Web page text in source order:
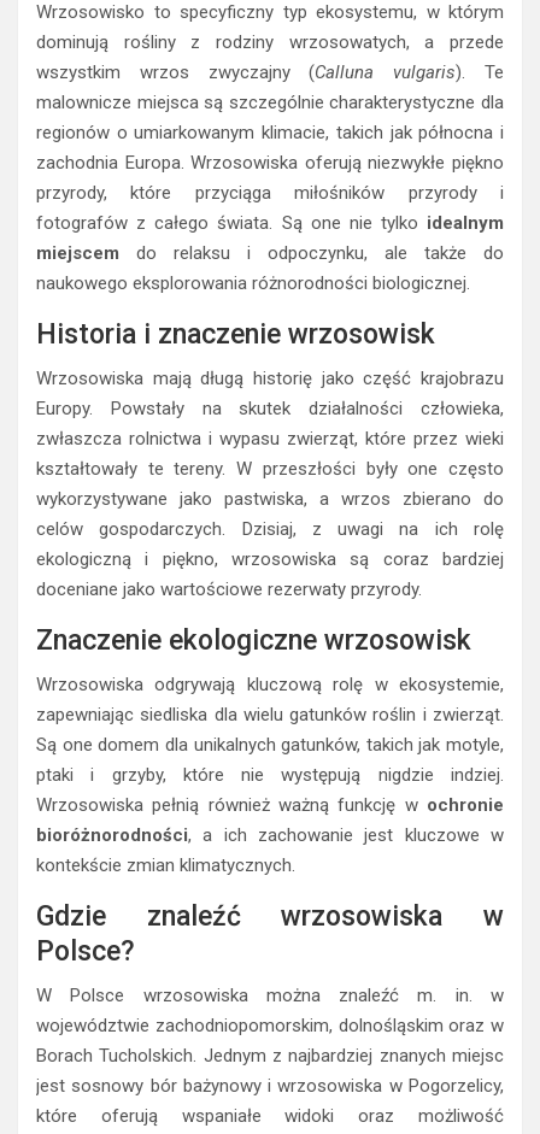
Wrzosowisko to specyficzny typ ekosystemu, w którym
dominują rośliny z rodziny wrzosowatych, a przede
wszystkim wrzos zwyczajny (Calluna vulgaris). Te
malownicze miejsca są szczególnie charakterystyczne dla
regionów o umiarkowanym klimacie, takich jak północna i
zachodnia Europa. Wrzosowiska oferują niezwykłe piękno
przyrody, które przyciąga miłośników przyrody i
fotografów z całego świata. Są one nie tylko idealnym
miejscem do relaksu i odpoczynku, ale także do
naukowego eksplorowania różnorodności biologicznej.
Historia i znaczenie wrzosowisk
Wrzosowiska mają długą historię jako część krajobrazu
Europy. Powstały na skutek działalności człowieka,
zwłaszcza rolnictwa i wypasu zwierząt, które przez wieki
kształtowały te tereny. W przeszłości były one często
wykorzystywane jako pastwiska, a wrzos zbierano do
celów gospodarczych. Dzisiaj, z uwagi na ich rolę
ekologiczną i piękno, wrzosowiska są coraz bardziej
doceniane jako wartościowe rezerwaty przyrody.
Znaczenie ekologiczne wrzosowisk
Wrzosowiska odgrywają kluczową rolę w ekosystemie,
zapewniając siedliska dla wielu gatunków roślin i zwierząt.
Są one domem dla unikalnych gatunków, takich jak motyle,
ptaki i grzyby, które nie występują nigdzie indziej.
Wrzosowiska pełnią również ważną funkcję w ochronie
bioróżnorodności, a ich zachowanie jest kluczowe w
kontekście zmian klimatycznych.
Gdzie znaleźć wrzosowiska w
Polsce?
W Polsce wrzosowiska można znaleźć m. in. w
województwie zachodniopomorskim, dolnośląskim oraz w
Borach Tucholskich. Jednym z najbardziej znanych miejsc
jest sosnowy bór bażynowy i wrzosowiska w Pogorzelicy,
które oferują wspaniałe widoki oraz możliwość